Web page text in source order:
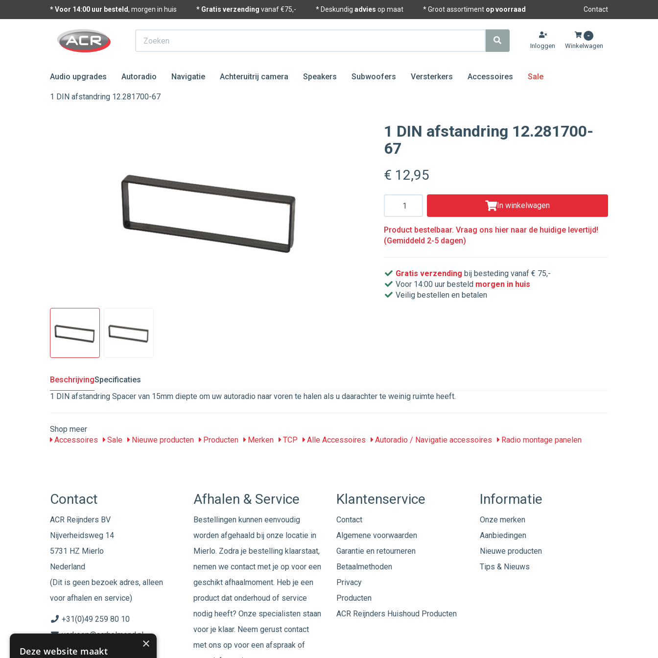
* Voor 14:00 uur besteld, morgen in huis * Gratis verzending vanaf €75,- * Deskundig advies op maat * Groot assortiment op voorraad Contact
Zoeken
Inloggen
-
Winkelwagen
Audio upgrades Autoradio Navigatie Achteruitrij camera Speakers Subwoofers Versterkers Accessoires Sale
1 DIN afstandring 12.281700-67
1 DIN afstandring 12.281700-
67
€ 12,95
Aantal
In winkelwagen
Product bestelbaar. Vraag ons hier naar de huidige levertijd!
(Gemiddeld 2-5 dagen)
Gratis verzending bij besteding vanaf € 75,-
Voor 14:00 uur besteld morgen in huis
Veilig bestellen en betalen
BeschrijvingSpecificaties
1 DIN afstandring Spacer van 15mm diepte om uw autoradio naar voren te halen als u daarachter te weinig ruimte heeft.
Shop meer
Accessoires
Sale Nieuwe producten Producten Merken TCP Alle Accessoires Autoradio / Navigatie accessoires Radio montage panelen
Contact
ACR Reijnders BV
Nijverheidsweg 14
5731 HZ Mierlo
Nederland
(Dit is geen bezoek adres, alleen
voor afhalen en service)
+31(0)49 259 80 10
verkoop@acrhelmond.nl
KvK nummer: 17025674
Afhalen & Service
Bestellingen kunnen eenvoudig
worden afgehaald bij onze locatie in
Mierlo. Zodra je bestelling klaarstaat,
nemen we contact met je op voor een
geschikt afhaalmoment. Heb je een
product dat onderhoud of service
nodig heeft? Onze specialisten staan
voor je klaar. Neem gerust contact
met ons op voor een afspraak of
Klantenservice
Contact
Algemene voorwaarden
Garantie en retourneren
Betaalmethoden
Privacy
Producten
ACR Reijnders Huishoud Producten
Informatie
Onze merken
Aanbiedingen
Nieuwe producten
Tips & Nieuws
×
Deze website maakt